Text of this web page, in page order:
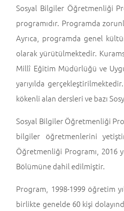
Sosyal Bilgiler Öğretmenliği
programıdır. Programda
Ayrıca, programda genel
olarak yürütülmektedir.
Millî Eğitim Müdürlüğü ve
yarıyılda
kökenli alan dersleri ve bazı
Sosyal Bilgiler Öğretmenliği
bilgiler öğretmenlerini
Öğretmenliği Programı, 2016
Bölümüne dahil edilmiştir.
Program, 1998-1999 öğretim
birlikte genelde 60 kişi